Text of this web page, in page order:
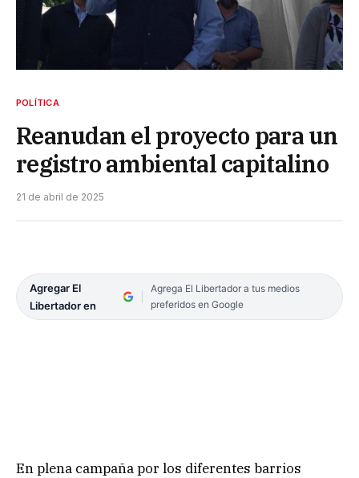
POLÍTICA
Reanudan el proyecto para un
registro ambiental capitalino
21 de abril de 2025
Agregar El
Libertador en
Agrega El Libertador a tus medios
preferidos en Google
En plena campaña por los diferentes barrios